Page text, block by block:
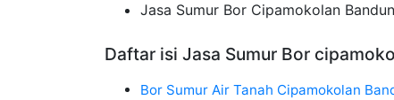
Jasa Sumur Bor Cipamokolan
Daftar isi Jasa Sumur Bor
Bor Sumur Air Tanah Cipamokolan